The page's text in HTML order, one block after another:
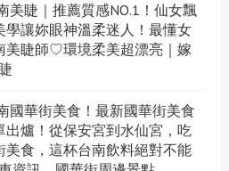
美睫｜推薦質感NO.1！仙女飄
學讓妳眼神溫柔迷人！最懂女
美睫師♡環境柔美超漂亮｜嫁
國華街美食！最新國華街美食
出爐！從保安宮到水仙宮，吃
美食，這杯台南飲料絕對不能